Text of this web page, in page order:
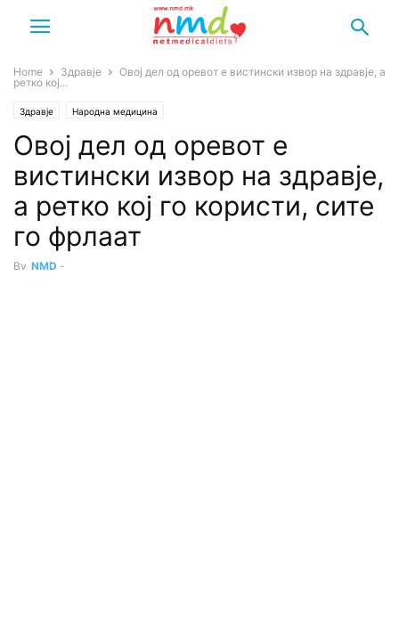
Home Здравје
Овој дел од оревот е вистински извор на здравје, а
ретко кој...
Здравје Народна медицина
Овој дел од оревот е
вистински извор на здравје,
а ретко кој го користи, сите
го фрлаат
By NMD -